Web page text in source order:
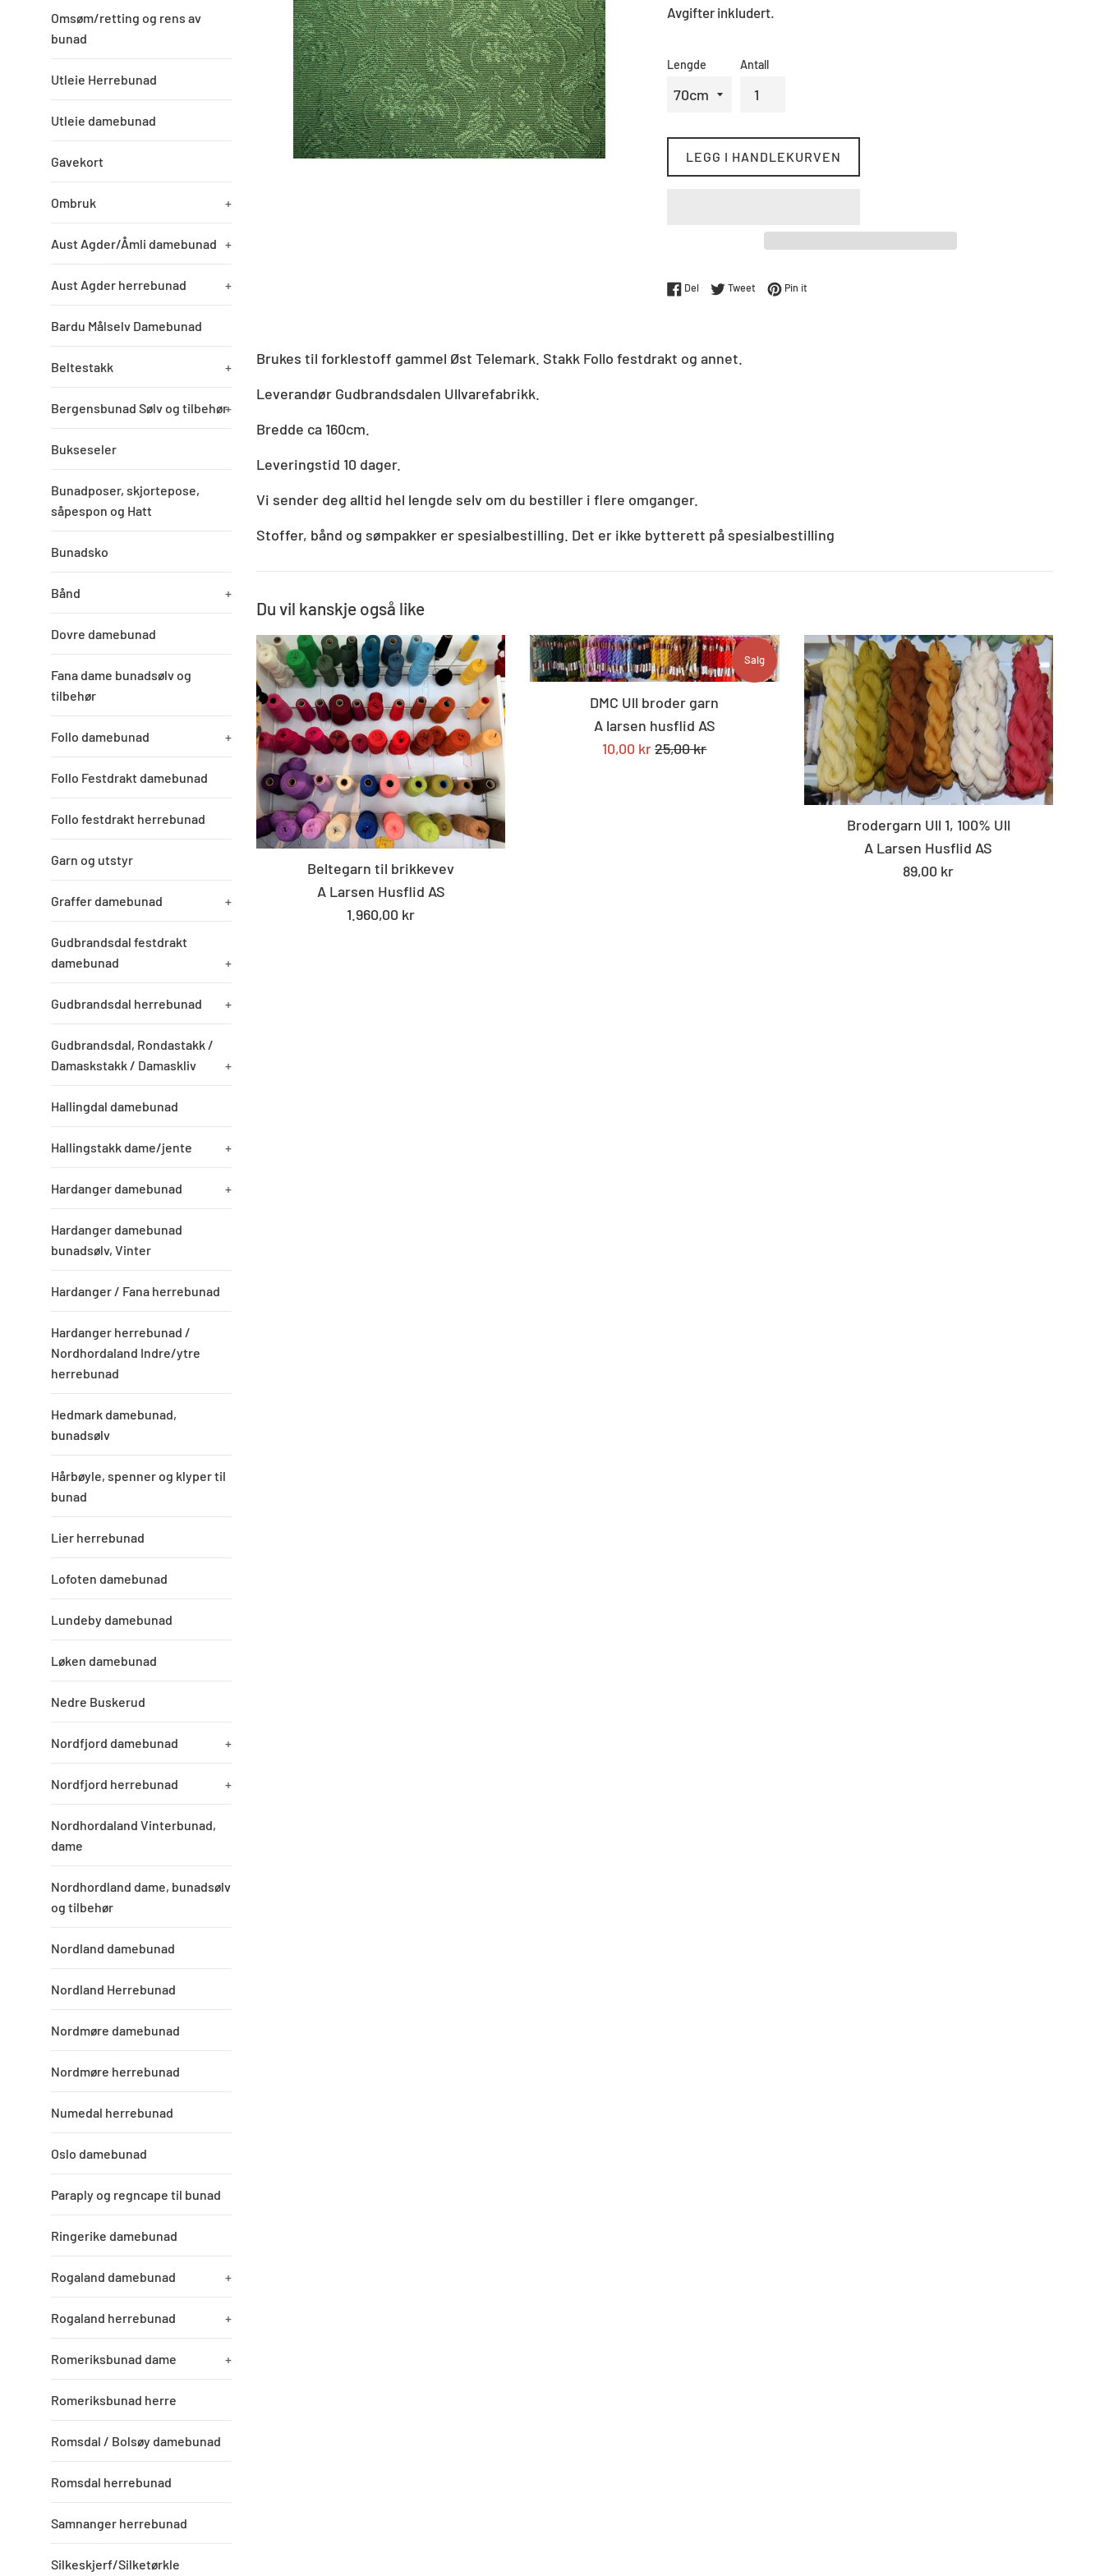
Omsøm/retting og rens av
bunad
Utleie Herrebunad
Utleie damebunad
Gavekort
Ombruk +
Aust Agder/Åmli damebunad +
Aust Agder herrebunad +
Bardu Målselv Damebunad
Beltestakk +
Bergensbunad Sølv og tilbehør+
Bukseseler
Bunadposer, skjortepose,
såpespon og Hatt
Bunadsko
Bånd +
Dovre damebunad
Fana dame bunadsølv og
tilbehør
Follo damebunad +
Follo Festdrakt damebunad
Follo festdrakt herrebunad
Garn og utstyr
Graffer damebunad +
Gudbrandsdal festdrakt
damebunad
+
Gudbrandsdal herrebunad +
Gudbrandsdal, Rondastakk /
Damaskstakk / Damaskliv
+
Hallingdal damebunad
Hallingstakk dame/jente +
Hardanger damebunad +
Hardanger damebunad
bunadsølv, Vinter
Hardanger / Fana herrebunad
Hardanger herrebunad /
Nordhordaland Indre/ytre
herrebunad
Hedmark damebunad,
bunadsølv
Hårbøyle, spenner og klyper til
bunad
Lier herrebunad
Lofoten damebunad
Lundeby damebunad
Løken damebunad
Nedre Buskerud
Nordfjord damebunad +
Nordfjord herrebunad +
Nordhordaland Vinterbunad,
dame
Nordhordland dame, bunadsølv
og tilbehør
Nordland damebunad
Nordland Herrebunad
Nordmøre damebunad
Nordmøre herrebunad
Numedal herrebunad
Oslo damebunad
Paraply og regncape til bunad
Ringerike damebunad
Rogaland damebunad +
Rogaland herrebunad +
Romeriksbunad dame +
Romeriksbunad herre
Romsdal / Bolsøy damebunad
Romsdal herrebunad
Samnanger herrebunad
Silkeskjerf/Silketørkle
Avgifter inkludert.
Lengde Antall
LEGG I HANDLEKURVEN
Del Del på Facebook
Tweet Tweet på Twitter
Pin it
Brukes til forklestoff gammel Øst Telemark. Stakk Follo festdrakt og annet.
Leverandør Gudbrandsdalen Ullvarefabrikk.
Bredde ca 160cm.
Leveringstid 10 dager.
Vi sender deg alltid hel lengde selv om du bestiller i flere omganger.
Stoffer, bånd og sømpakker er spesialbestilling. Det er ikke bytterett på spesialbestilling
Du vil kanskje også like
Beltegarn til brikkevev
A Larsen Husflid AS
Standard
1.960,00 kr
DMC Ull broder garn
A larsen husflid AS
Tilbudspris
10,00 krStandard
25,00 kr
Salg
Brodergarn Ull 1, 100% Ull
A Larsen Husflid AS
Standard
89,00 kr